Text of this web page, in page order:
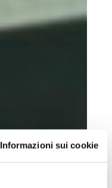
Informazioni sui cookie